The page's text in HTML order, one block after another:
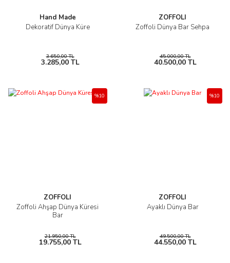
Hand Made
Dekoratif Dünya Küre
3.650,00 TL
3.285,00 TL
ZOFFOLI
Zoffoli Dünya Bar Sehpa
45.000,00 TL
40.500,00 TL
ZOFFOLI
Zoffoli Ahşap Dünya Küresi
Bar
%10
21.950,00 TL
19.755,00 TL
ZOFFOLI
Ayaklı Dünya Bar
%10
49.500,00 TL
44.550,00 TL